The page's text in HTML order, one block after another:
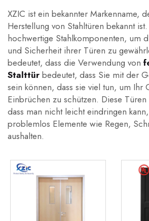
XZIC ist ein bekannter Markenname,
Herstellung von Stahltüren bekannt
hochwertige Stahlkomponenten, um
und Sicherheit ihrer Türen zu
bedeutet, dass die Verwendung von
Stalttür bedeutet, dass Sie mit der
sein können, dass sie viel tun, um Ihr
Einbrüchen zu schützen. Diese
dass man nicht leicht eindringen
problemlos Elemente wie Regen,
aushalten.